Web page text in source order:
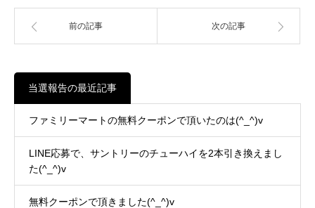
前の記事 次の記事
当選報告の最近記事
ファミリーマートの無料クーポンで頂いたのは(^_^)v
LINE応募で、サントリーのチューハイを2本引き換えまし
た(^_^)v
無料クーポンで頂きました(^_^)v